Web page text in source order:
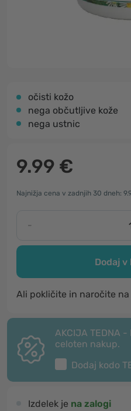
očisti kožo
nega občutljive kože
nega ustnic
9.99 €
Najnižja cena v zadnjih 30 dneh:
-
Dodaj v
Ali pokličite in naročite na
AKCIJA TEDNA
celoten nakup.
Dodaj kodo
Izdelek je na zalogi